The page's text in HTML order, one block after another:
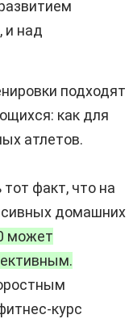
и над
подходят
как для
атлетов.
факт, что на
домашних
может
курс